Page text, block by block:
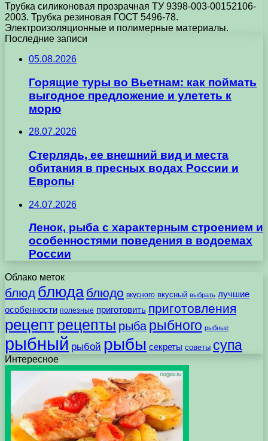
Трубка силиконовая прозрачная ТУ 9398-003-00152106-
2003. Трубка резиновая ГОСТ 5496-78.
Электроизоляционные и полимерные материалы.
Последние записи
05.08.2026
Горящие туры во Вьетнам: как поймать
выгодное предложение и улететь к
морю
28.07.2026
Стерлядь, ее внешний вид и места
обитания в пресных водах России и
Европы
24.07.2026
Ленок, рыба с характерным строением и
особенностями поведения в водоемах
России
Облако меток
блюд блюда блюдо вкусного вкусный выбрать лучшие
особенности полезные приготовить приготовления
рецептрецепты рыба рыбного рыбные
рыбный рыбой рыбы секреты советы супа
Интересное